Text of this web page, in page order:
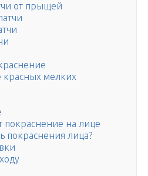
от прыщей
красных мелких
покраснение на лице
покраснения лица?